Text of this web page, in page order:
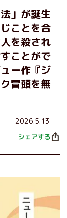
」が誕生
ことを合
を殺され
ことがで
ー作『ジ
冒頭を無
2026.5.13
シェアする